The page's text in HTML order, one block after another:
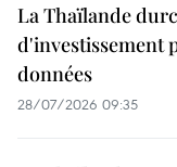
La Thaïlande
d'investissement
données
28/07/2026 09:35